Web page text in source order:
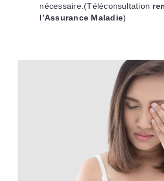
nécessaire.(Téléconsultation
l’Assurance Maladie)